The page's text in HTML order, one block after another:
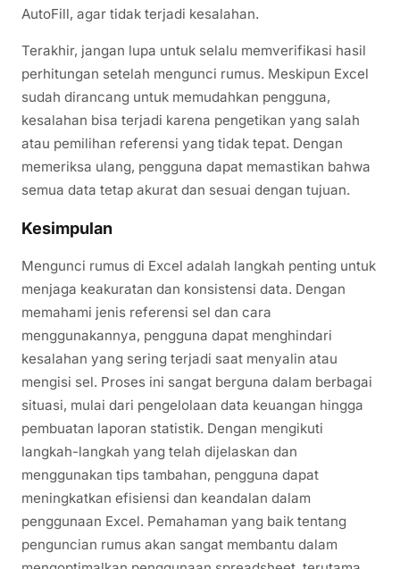
AutoFill, agar tidak terjadi kesalahan.
Terakhir, jangan lupa untuk selalu memverifikasi hasil
perhitungan setelah mengunci rumus. Meskipun Excel
sudah dirancang untuk memudahkan pengguna,
kesalahan bisa terjadi karena pengetikan yang salah
atau pemilihan referensi yang tidak tepat. Dengan
memeriksa ulang, pengguna dapat memastikan bahwa
semua data tetap akurat dan sesuai dengan tujuan.
Kesimpulan
Mengunci rumus di Excel adalah langkah penting untuk
menjaga keakuratan dan konsistensi data. Dengan
memahami jenis referensi sel dan cara
menggunakannya, pengguna dapat menghindari
kesalahan yang sering terjadi saat menyalin atau
mengisi sel. Proses ini sangat berguna dalam berbagai
situasi, mulai dari pengelolaan data keuangan hingga
pembuatan laporan statistik. Dengan mengikuti
langkah-langkah yang telah dijelaskan dan
menggunakan tips tambahan, pengguna dapat
meningkatkan efisiensi dan keandalan dalam
penggunaan Excel. Pemahaman yang baik tentang
penguncian rumus akan sangat membantu dalam